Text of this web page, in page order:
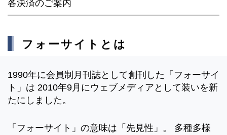
各決済のご案内
フォーサイトとは
1990年に会員制月刊誌として創刊した「フォーサイ
ト」は 2010年9月にウェブメディアとして装いを新
たにしました。
「フォーサイト」の意味は「先見性」。 多種多様